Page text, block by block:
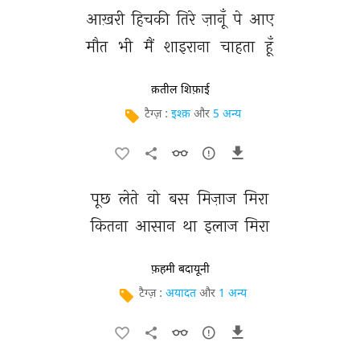
आख़री हिचकी तिरे ज़ानूँ पे आए
मौत भी मैं शाइराना चाहता हूँ
क़तील शिफ़ाई
टैग्ज़ : इश्क़ और 5 अन्य
पूछ लेते वो बस मिज़ाज मिरा
कितना आसान था इलाज मिरा
फ़हमी बदायूनी
टैग्ज़ : अयादत और 1 अन्य